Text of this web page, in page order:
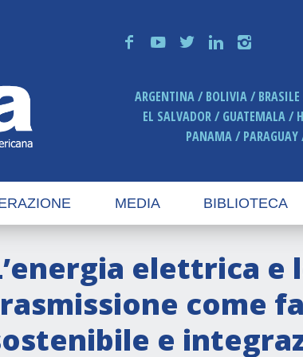
f y t n i
ARGENTINA BOLIVIA BRASILE
EL SALVADOR
GUATEMALA
PANAMA
PARAGUAY
MEDIA BIBLIOTECA
elettrica e
come
e